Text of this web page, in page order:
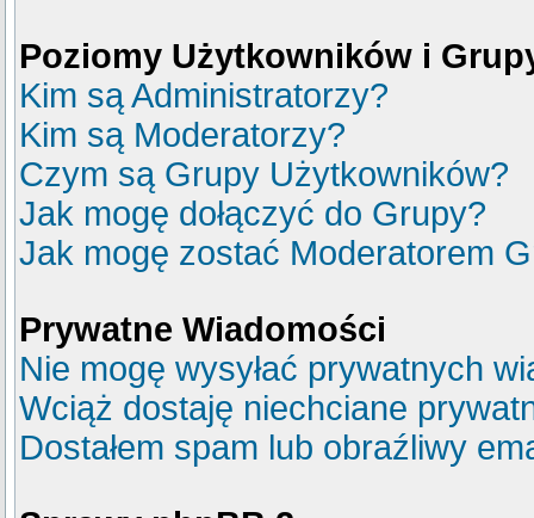
Poziomy Użytkowników i
Kim są Administratorzy?
Kim są Moderatorzy?
Czym są Grupy Użytkowników?
Jak mogę dołączyć do Grupy?
Jak mogę zostać Moderatorem
Prywatne Wiadomości
Nie mogę wysyłać prywatnych
Wciąż dostaję niechciane
Dostałem spam lub obraźliwy